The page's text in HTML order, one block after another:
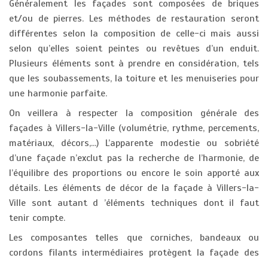
Généralement les façades sont composées de briques
et/ou de pierres. Les méthodes de restauration seront
différentes selon la composition de celle-ci mais aussi
selon qu’elles soient peintes ou revêtues d’un enduit.
Plusieurs éléments sont à prendre en considération, tels
que les soubassements, la toiture et les menuiseries pour
une harmonie parfaite.
On veillera à respecter la composition générale des
façades à Villers-la-Ville (volumétrie, rythme, percements,
matériaux, décors,...) L’apparente modestie ou sobriété
d’une façade n’exclut pas la recherche de l’harmonie, de
l’équilibre des proportions ou encore le soin apporté aux
détails. Les éléments de décor de la façade à Villers-la-
Ville sont autant d ’éléments techniques dont il faut
tenir compte.
Les composantes telles que corniches, bandeaux ou
cordons filants intermédiaires protègent la façade des